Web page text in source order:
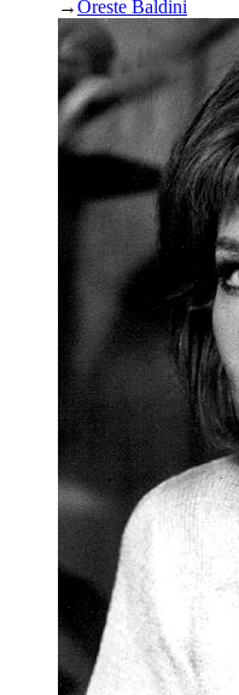
→Oreste Baldini